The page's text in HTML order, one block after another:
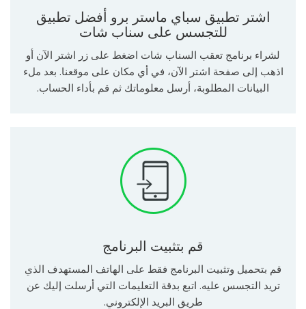
اشتر تطبيق سباي ماستر برو أفضل تطبيق
للتجسس على سناب شات
لشراء برنامج تعقب السناب شات اضغط على زر اشتر الآن أو
اذهب إلى صفحة اشتر الآن، في أي مكان على موقعنا. بعد ملء
البيانات المطلوبة، أرسل معلوماتك ثم قم بأداء الحساب.
قم بتثبيت البرنامج
قم بتحميل وتثبيت البرنامج فقط على الهاتف المستهدف الذي
تريد التجسس عليه. اتبع بدقة التعليمات التي أرسلت إليك عن
طريق البريد الإلكتروني.